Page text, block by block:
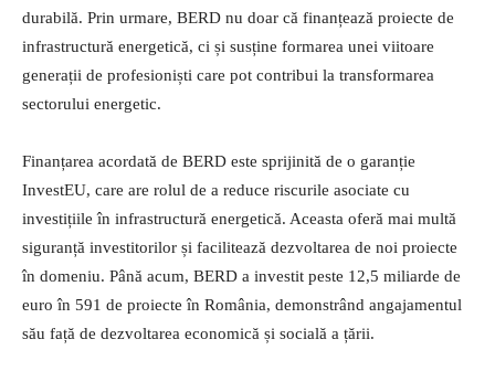
durabilă. Prin urmare, BERD nu doar că finanțează proiecte de
infrastructură energetică, ci și susține formarea unei viitoare
generații de profesioniști care pot contribui la transformarea
sectorului energetic.
Finanțarea acordată de BERD este sprijinită de o garanție
InvestEU, care are rolul de a reduce riscurile asociate cu
investițiile în infrastructură energetică. Aceasta oferă mai multă
siguranță investitorilor și facilitează dezvoltarea de noi proiecte
în domeniu. Până acum, BERD a investit peste 12,5 miliarde de
euro în 591 de proiecte în România, demonstrând angajamentul
său față de dezvoltarea economică și socială a țării.